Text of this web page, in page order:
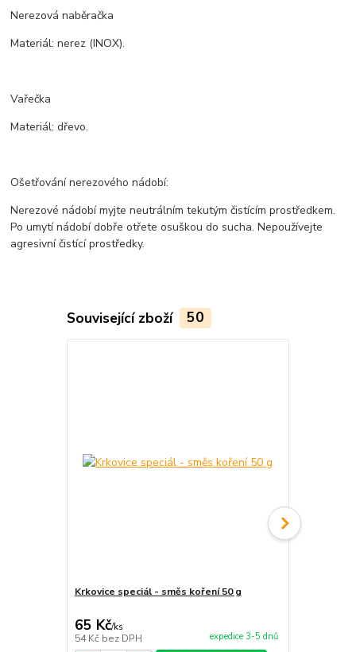
Nerezová naběračka
Materiál: nerez (INOX).
Vařečka
Materiál: dřevo.
Ošetřování nerezového nádobí:
Nerezové nádobí myjte neutrálním tekutým čistícím prostředkem.
Po umytí nádobí dobře otřete osuškou do sucha. Nepoužívejte
agresivní čistící prostředky.
Související zboží 50
Krkovice speciál - směs koření 50 g
65 Kč/ks
54 Kč bez DPH expedice 3-5 dnů